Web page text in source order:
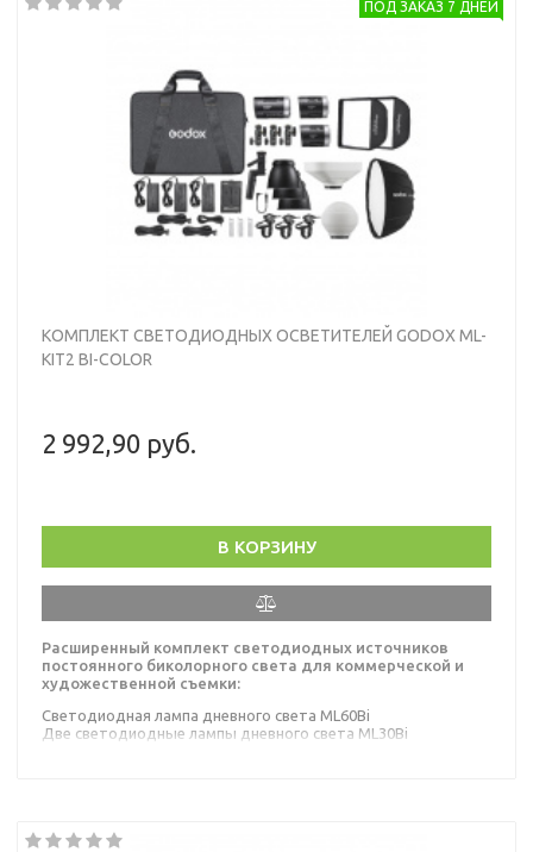
ПОД ЗАКАЗ 7 ДНЕЙ
КОМПЛЕКТ СВЕТОДИОДНЫХ ОСВЕТИТЕЛЕЙ GODOX ML-
KIT2 BI-COLOR
2 992,90 руб.
В КОРЗИНУ
Расширенный комплект светодиодных источников
постоянного биколорного света для коммерческой и
художественной съемки:
Светодиодная лампа дневного света ML60Bi
Две светодиодные лампы дневного света ML30Bi